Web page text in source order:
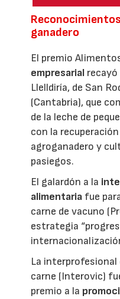
ganadero
El premio
empresarial recayó
Llelldiría, de San
(Cantabria), que
de la leche de
con la
agroganadero y
pasiegos.
El galardón a la
alimentaria fue
carne de vacuno
estrategia
La interprofesional
carne (Interovic)
premio a la